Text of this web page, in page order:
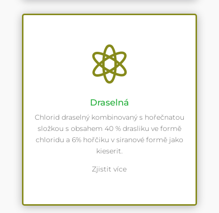

Draselná
Chlorid draselný kombinovaný s hořečnatou
složkou s obsahem 40 % drasliku ve formě
chloridu a 6% hořčiku v siranové formě jako
kieserit.
Zjistit více